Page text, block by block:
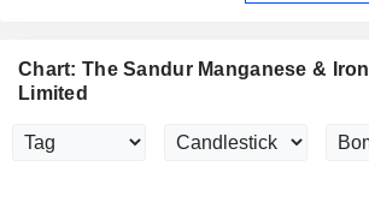
Chart: The Sandur Manganese &
Limited